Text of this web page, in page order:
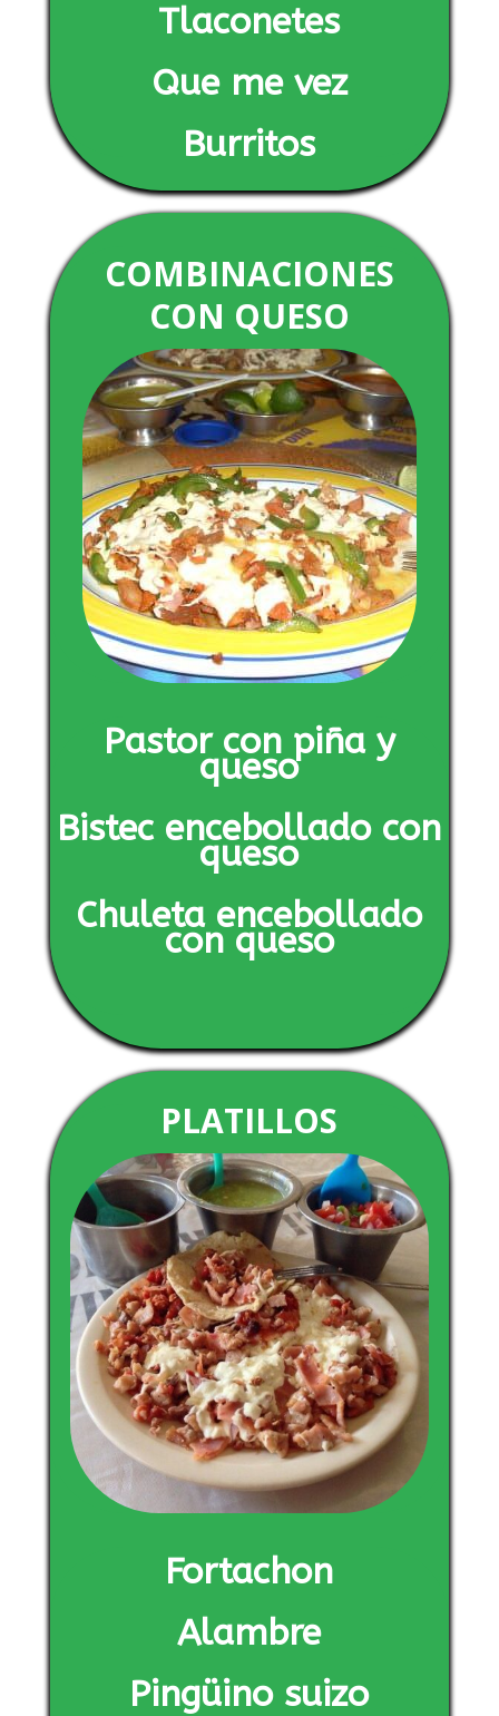
Tlaconetes
Que me vez
Burritos
COMBINACIONES
CON QUESO
Pastor con piña y
queso
Bistec encebollado con
queso
Chuleta encebollado
con queso
PLATILLOS
Fortachon
Alambre
Pingüino suizo